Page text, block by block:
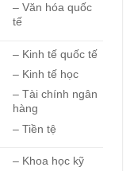
– Văn hóa quốc
tế
– Kinh tế quốc tế
– Kinh tế học
– Tài chính ngân
hàng
– Tiền tệ
– Khoa học kỹ